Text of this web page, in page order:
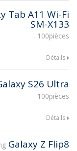
Tab A11 Wi-Fi
SM-X133
100pièces
Détails
S26 Ultra
100pièces
Détails
Galaxy Z Flip8